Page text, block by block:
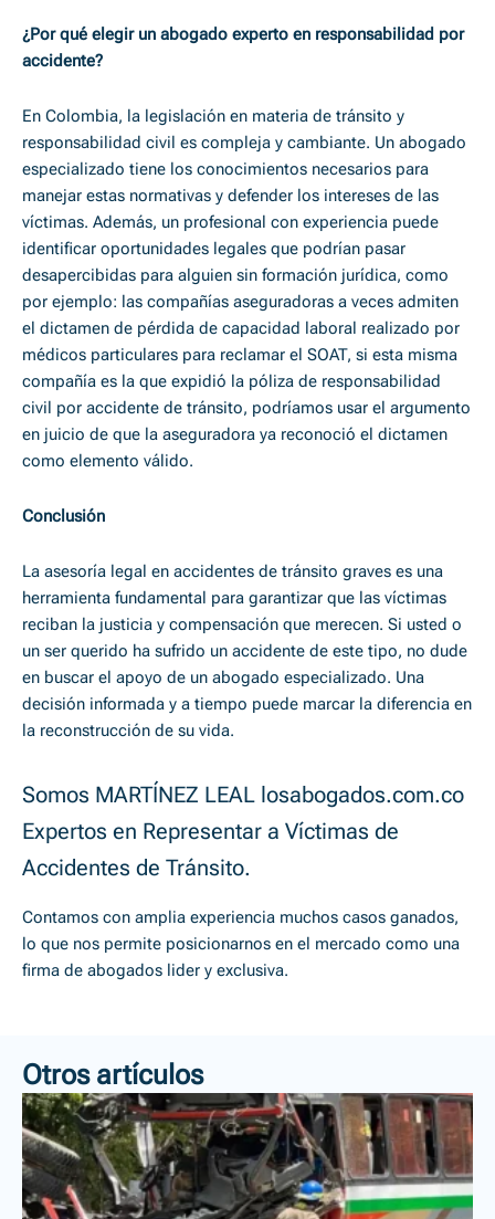
¿Por qué elegir un abogado experto en responsabilidad por
accidente?
En Colombia, la legislación en materia de tránsito y
responsabilidad civil es compleja y cambiante. Un abogado
especializado tiene los conocimientos necesarios para
manejar estas normativas y defender los intereses de las
víctimas. Además, un profesional con experiencia puede
identificar oportunidades legales que podrían pasar
desapercibidas para alguien sin formación jurídica, como
por ejemplo: las compañías aseguradoras a veces admiten
el dictamen de pérdida de capacidad laboral realizado por
médicos particulares para reclamar el SOAT, si esta misma
compañía es la que expidió la póliza de responsabilidad
civil por accidente de tránsito, podríamos usar el argumento
en juicio de que la aseguradora ya reconoció el dictamen
como elemento válido.
Conclusión
La asesoría legal en accidentes de tránsito graves es una
herramienta fundamental para garantizar que las víctimas
reciban la justicia y compensación que merecen. Si usted o
un ser querido ha sufrido un accidente de este tipo, no dude
en buscar el apoyo de un abogado especializado. Una
decisión informada y a tiempo puede marcar la diferencia en
la reconstrucción de su vida.
Somos MARTÍNEZ LEAL losabogados.com.co
Expertos en Representar a Víctimas de
Accidentes de Tránsito.
Contamos con amplia experiencia muchos casos ganados,
lo que nos permite posicionarnos en el mercado como una
firma de abogados lider y exclusiva.
Otros artículos